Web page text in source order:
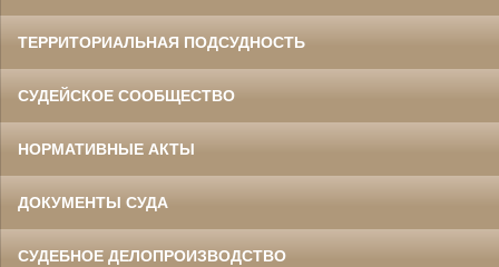
ТЕРРИТОРИАЛЬНАЯ ПОДСУДНОСТЬ
СУДЕЙСКОЕ СООБЩЕСТВО
НОРМАТИВНЫЕ АКТЫ
ДОКУМЕНТЫ СУДА
СУДЕБНОЕ ДЕЛОПРОИЗВОДСТВО